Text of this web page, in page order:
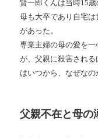
賢一郎くんは当時15歳
母も大卒であり自宅
があった。
専業主婦の母の愛を
が、父親に殺害され
はいつから、なぜなの
父親不在と母の